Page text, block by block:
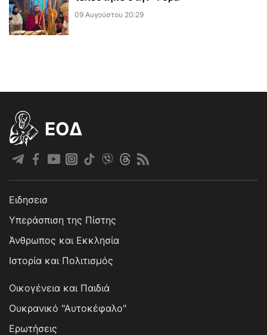
09 Αυγούστου 20:29
EOΔ
Ειδησεισ
Υπεράσπιση της Πίστης
Άνθρωπος και Εκκλησία
Ιστορία και Πολιτισμός
Οικογένεια και Παιδιά
Ουκρανικό "Αυτοκέφαλο"
Ερωτήσεις